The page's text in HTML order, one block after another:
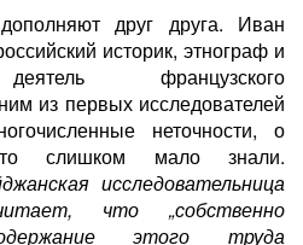
друг друга. Иван
историк, этнограф и
французского
из первых исследователей
неточности, о
слишком мало знали.
исследовательница
что „собственно
этого труда